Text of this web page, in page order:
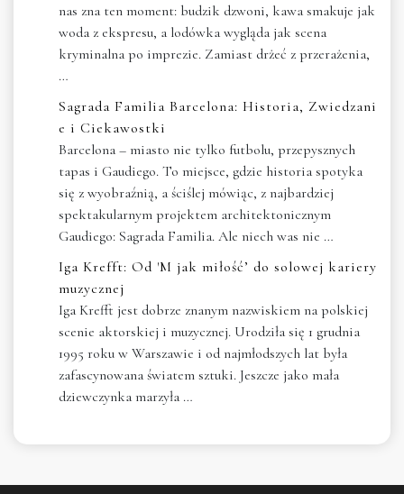
nas zna ten moment: budzik dzwoni, kawa smakuje jak
woda z ekspresu, a lodówka wygląda jak scena
kryminalna po imprezie. Zamiast drżeć z przerażenia,
…
Sagrada Familia Barcelona: Historia, Zwiedzani
e i Ciekawostki
Barcelona – miasto nie tylko futbolu, przepysznych
tapas i Gaudiego. To miejsce, gdzie historia spotyka
się z wyobraźnią, a ściślej mówiąc, z najbardziej
spektakularnym projektem architektonicznym
Gaudiego: Sagrada Familia. Ale niech was nie …
Iga Krefft: Od 'M jak miłość’ do solowej kariery
muzycznej
Iga Krefft jest dobrze znanym nazwiskiem na polskiej
scenie aktorskiej i muzycznej. Urodziła się 1 grudnia
1995 roku w Warszawie i od najmłodszych lat była
zafascynowana światem sztuki. Jeszcze jako mała
dziewczynka marzyła …